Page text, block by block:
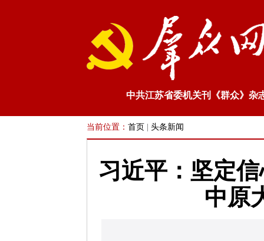
中共江苏省委机关刊《群众》杂
当前位置： 首页 头条新闻
习近平：坚定
中原